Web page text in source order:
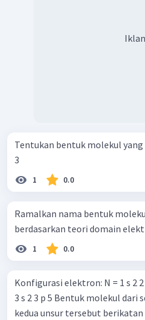
Iklan
Tentukan bentuk molekul yang mungkin
3 ​
1 0.0
Ramalkan nama bentuk
berdasarkan teori domain
1 0.0
Konfigurasi elektron: N = 1 s 2 2 s 2 2 p 3 Cl = 1 s 2 2 s 2 2 p 6
3 s 2 3 p 5 Bentuk molekul dari senyawa yang terjadi jika
kedua unsur tersebut